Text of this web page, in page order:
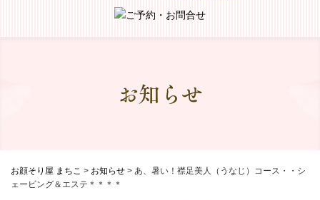
お知らせ
お顔そり屋 まちこ > お知らせ > あ、暑い！襟足美人（うなじ）コース・・シ
ェービング＆エステ＊＊＊＊